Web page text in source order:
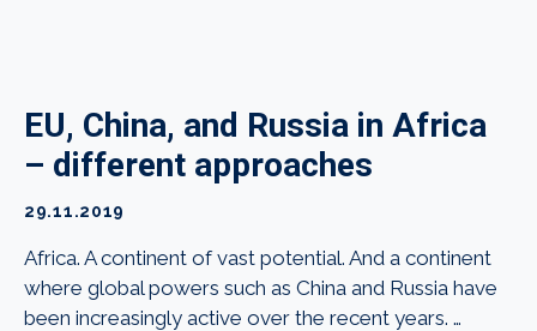
EU, China, and Russia in Africa
– different approaches
29.11.2019
Africa. A continent of vast potential. And a continent
where global powers such as China and Russia have
been increasingly active over the recent years. …